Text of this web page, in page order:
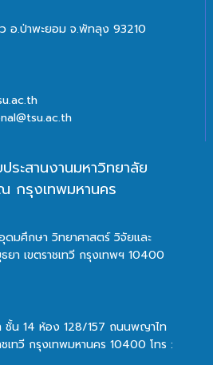
อ.ป่าพะยอม จ.พัทลุง 93210
ระสานงานมหาวิทยาลัย
กรุงเทพมหานคร
ดมศึกษา วิทยาศาสตร์ วิจัยและ
า เขตราชเทวี กรุงเทพฯ 10400
ชั้น 14 ห้อง 128/157 ถนนพญาไท
เทวี กรุงเทพมหานคร 10400 โทร :